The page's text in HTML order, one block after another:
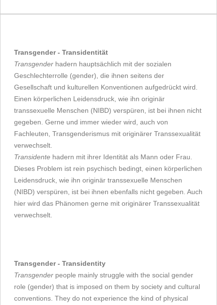
Transgender - Transidentität
Transgender hadern hauptsächlich mit der sozialen
Geschlechterrolle (gender), die ihnen seitens der
Gesellschaft und kulturellen Konventionen aufgedrückt wird.
Einen körperlichen Leidensdruck, wie ihn originär
transsexuelle Menschen (NIBD) verspüren, ist bei ihnen nicht
gegeben. Gerne und immer wieder wird, auch von
Fachleuten, Transgenderismus mit originärer Transsexualität
verwechselt.
Transidente hadern mit ihrer Identität als Mann oder Frau.
Dieses Problem ist rein psychisch bedingt, einen körperlichen
Leidensdruck, wie ihn originär transsexuelle Menschen
(NIBD) verspüren, ist bei ihnen ebenfalls nicht gegeben. Auch
hier wird das Phänomen gerne mit originärer Transsexualität
verwechselt.
Transgender - Transidentity
Transgender people mainly struggle with the social gender
role (gender) that is imposed on them by society and cultural
conventions. They do not experience the kind of physical